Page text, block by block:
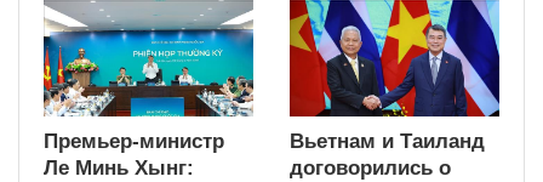
Премьер-министр
Ле Минь Хынг:
Вьетнам и Таиланд
договорились о